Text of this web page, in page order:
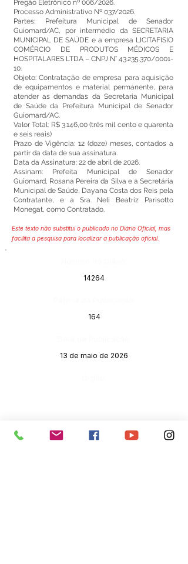
Pregão Eletrônico nº 006/2026.
Processo Administrativo Nº 037/2026.
Partes: Prefeitura Municipal de Senador
Guiomard/AC, por intermédio da SECRETARIA
MUNICIPAL DE SAÚDE e a empresa LICITAFISIO
COMÉRCIO DE PRODUTOS MÉDICOS E
HOSPITALARES LTDA – CNPJ N° 43.235.370/0001-
10.
Objeto: Contratação de empresa para aquisição
de equipamentos e material permanente, para
atender as demandas da Secretaria Municipal
de Saúde da Prefeitura Municipal de Senador
Guiomard/AC.
Valor Total: R$ 3.146,00 (três mil cento e quarenta
e seis reais)
Prazo de Vigência: 12 (doze) meses, contados a
partir da data de sua assinatura.
Data da Assinatura: 22 de abril de 2026.
Assinam: Prefeita Municipal de Senador
Guiomard, Rosana Pereira da Silva e a Secretária
Municipal de Saúde, Dayana Costa dos Reis pela
Contratante, e a Sra. Neli Beatriz Parisotto
Monegat, como Contratado.
Este texto não substitui o publicado no Diário Oficial, mas
facilita a pesquisa para localizar a publicação oficial.
14264
164
13 de maio de 2026